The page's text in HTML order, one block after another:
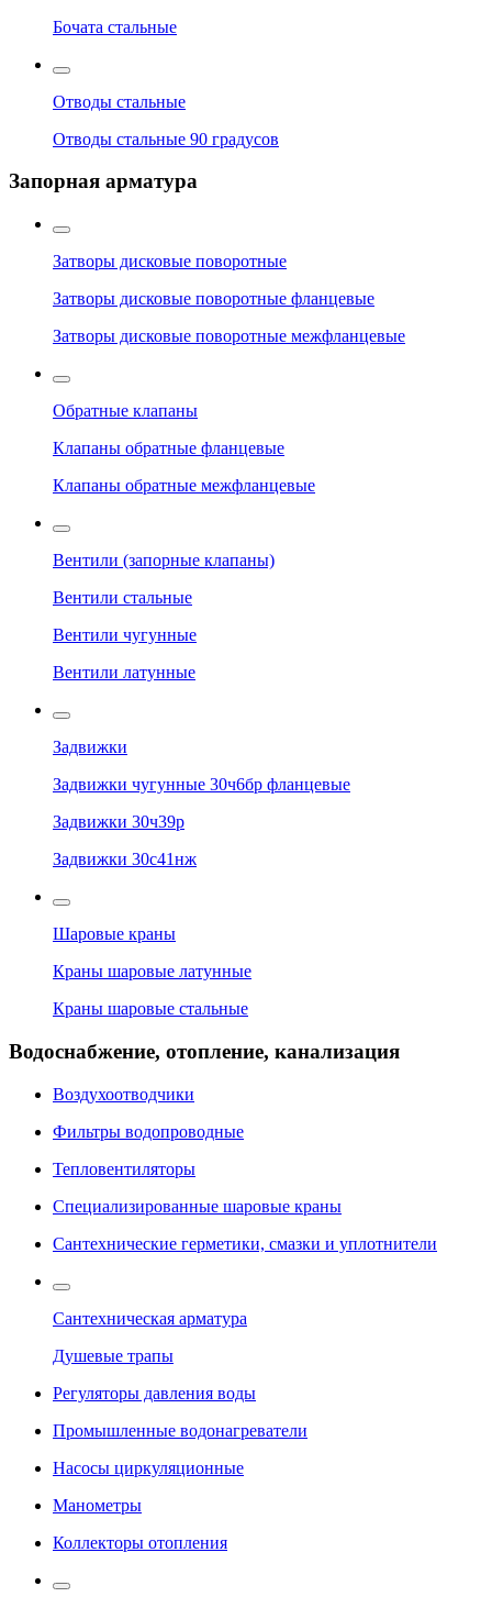
Бочата стальные
Отводы стальные
Отводы стальные 90 градусов
Запорная арматура
Затворы дисковые поворотные
Затворы дисковые поворотные фланцевые
Затворы дисковые поворотные межфланцевые
Обратные клапаны
Клапаны обратные фланцевые
Клапаны обратные межфланцевые
Вентили (запорные клапаны)
Вентили стальные
Вентили чугунные
Вентили латунные
Задвижки
Задвижки чугунные 30ч6бр фланцевые
Задвижки 30ч39р
Задвижки 30с41нж
Шаровые краны
Краны шаровые латунные
Краны шаровые стальные
Водоснабжение, отопление, канализация
Воздухоотводчики
Фильтры водопроводные
Тепловентиляторы
Специализированные шаровые краны
Сантехнические герметики, смазки и уплотнители
Сантехническая арматура
Душевые трапы
Регуляторы давления воды
Промышленные водонагреватели
Насосы циркуляционные
Манометры
Коллекторы отопления